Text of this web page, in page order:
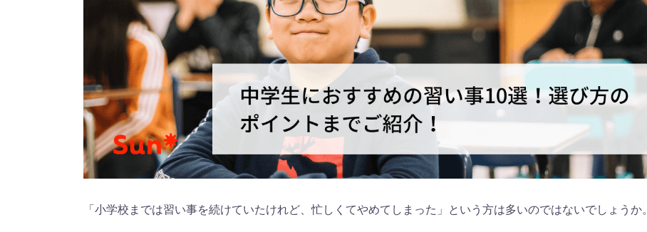
「小学校までは習い事を続けていたけれど、忙しくてやめてしまった」という方は多いのではないでしょうか。